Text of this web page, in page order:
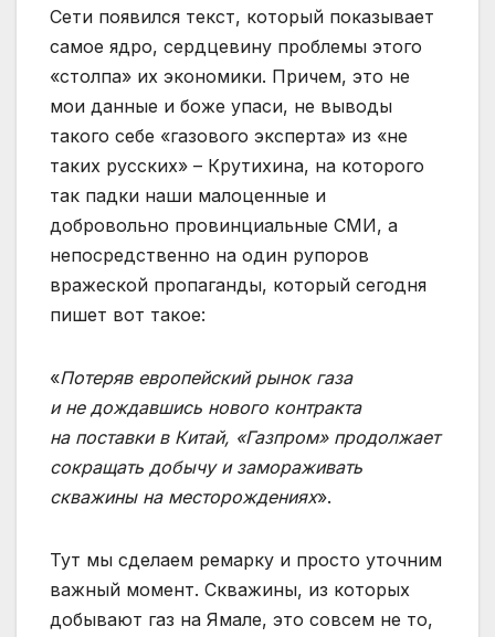
Сети появился текст, который показывает
самое ядро, сердцевину проблемы этого
«столпа» их экономики. Причем, это не
мои данные и боже упаси, не выводы
такого себе «газового эксперта» из «не
таких русских» – Крутихина, на которого
так падки наши малоценные и
добровольно провинциальные СМИ, а
непосредственно на один рупоров
вражеской пропаганды, который сегодня
пишет вот такое:
«Потеряв европейский рынок газа
и не дождавшись нового контракта
на поставки в Китай, «Газпром» продолжает
сокращать добычу и замораживать
скважины на месторождениях».
Тут мы сделаем ремарку и просто уточним
важный момент. Скважины, из которых
добывают газ на Ямале, это совсем не то,